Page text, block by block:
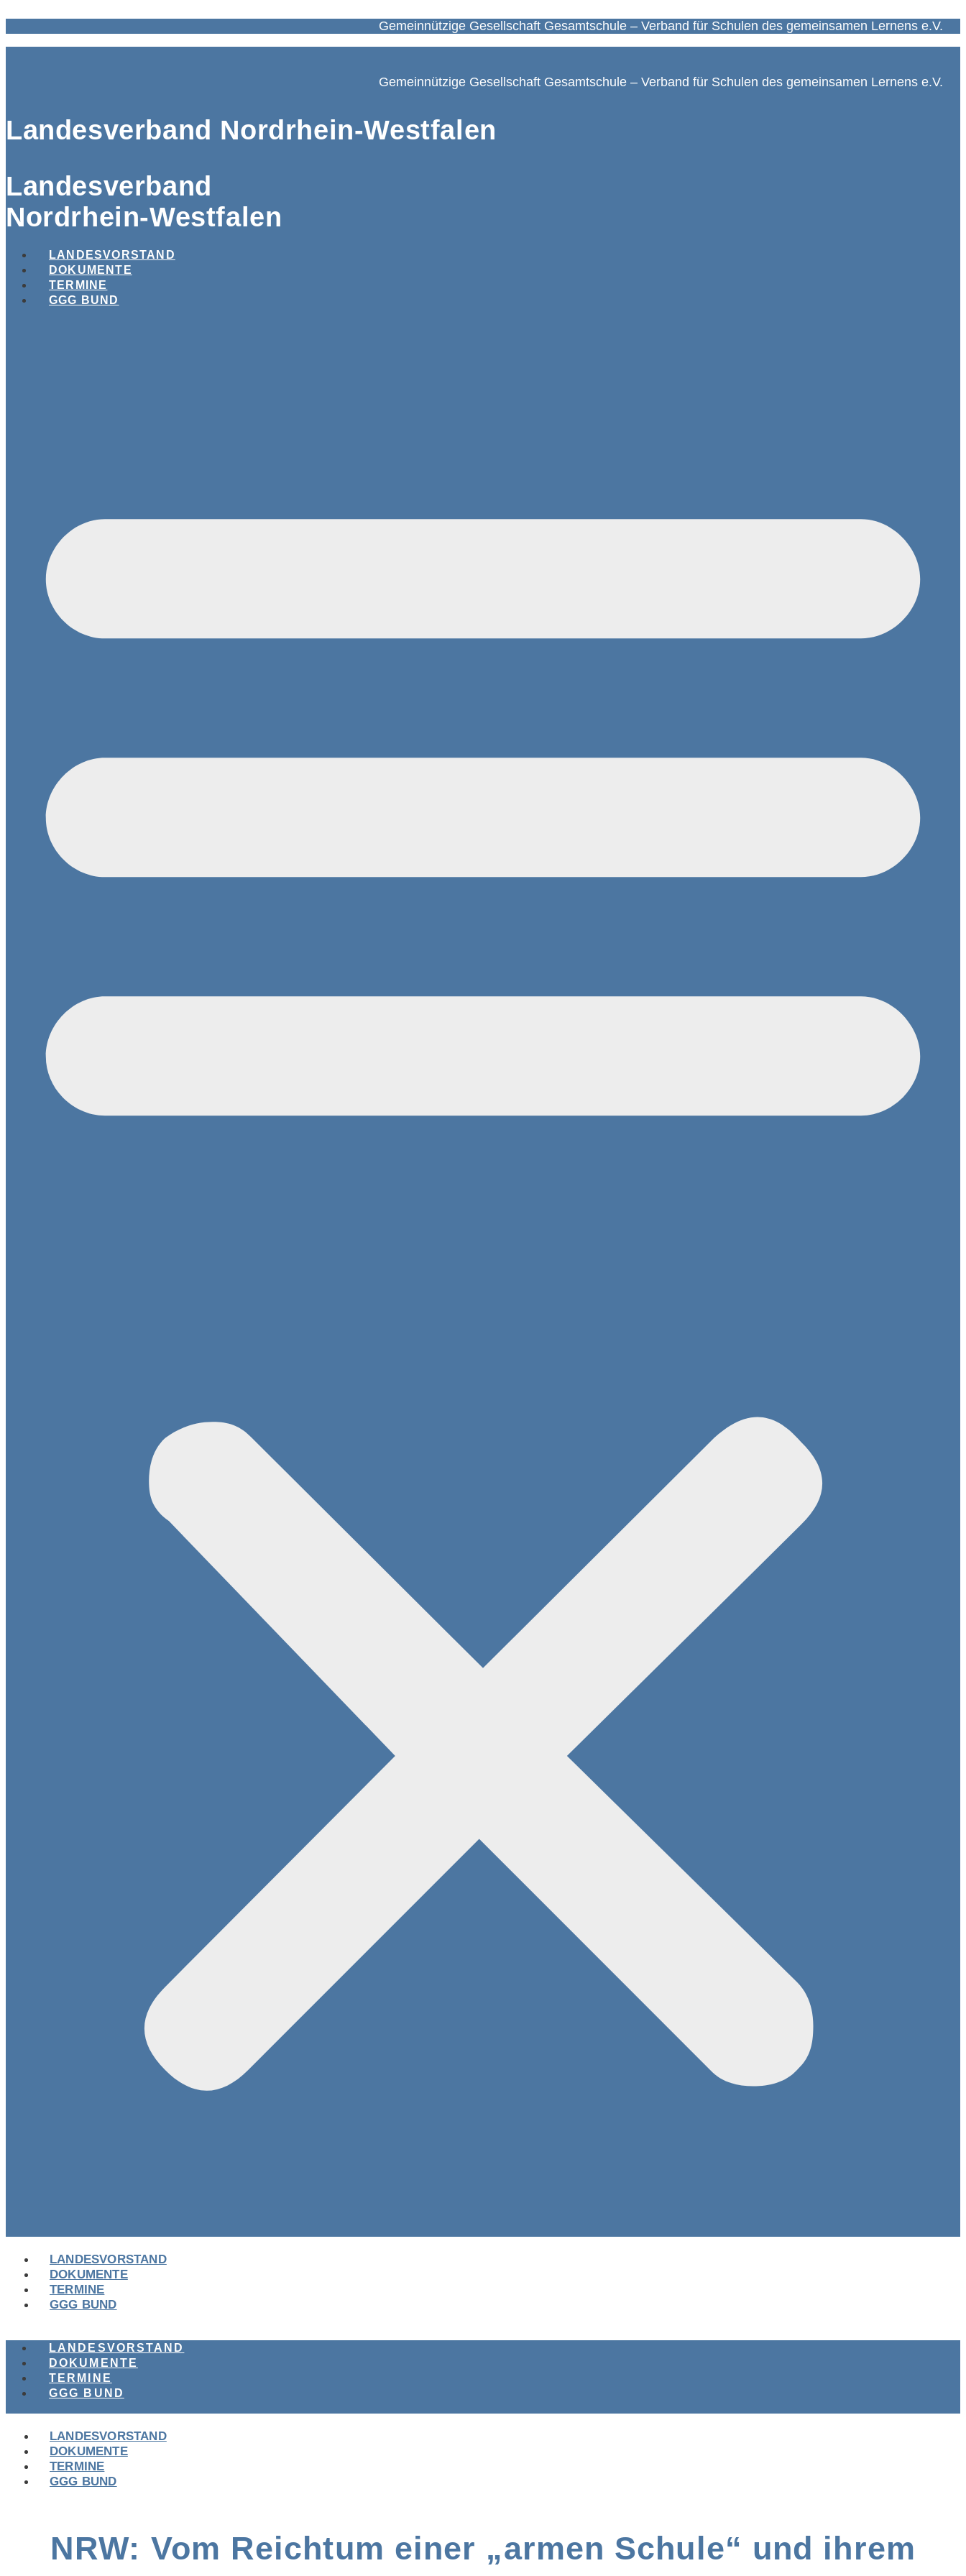
Gemeinnützige Gesellschaft Gesamtschule – Verband für Schulen des gemeinsamen Lernens e.V.
Gemeinnützige Gesellschaft Gesamtschule – Verband für Schulen des gemeinsamen Lernens e.V.
Landesverband Nordrhein-Westfalen
Landesverband
Nordrhein-Westfalen
LANDESVORSTAND
DOKUMENTE
TERMINE
GGG BUND
LANDESVORSTAND
DOKUMENTE
TERMINE
GGG BUND
LANDESVORSTAND
DOKUMENTE
TERMINE
GGG BUND
LANDESVORSTAND
DOKUMENTE
TERMINE
GGG BUND
NRW: Vom Reichtum einer „armen Schule“ und ihrem